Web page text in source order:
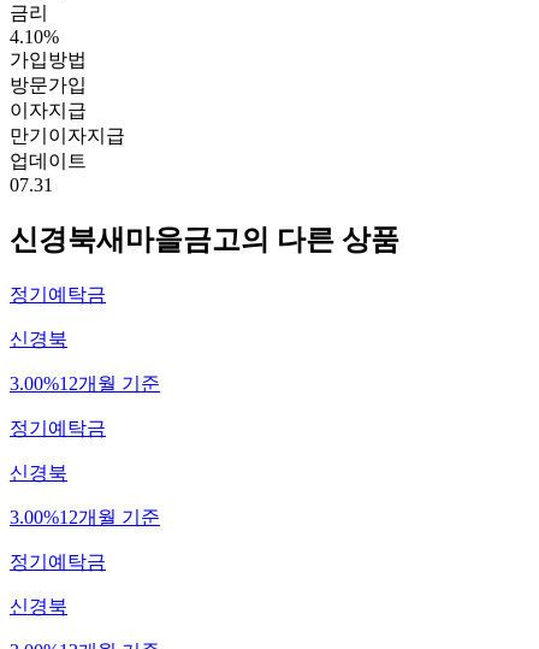
금리
4.10%
가입방법
방문가입
이자지급
만기이자지급
업데이트
07.31
신경북새마을금고의 다른 상품
정기예탁금
신경북
3.00%12개월 기준
정기예탁금
신경북
3.00%12개월 기준
정기예탁금
신경북